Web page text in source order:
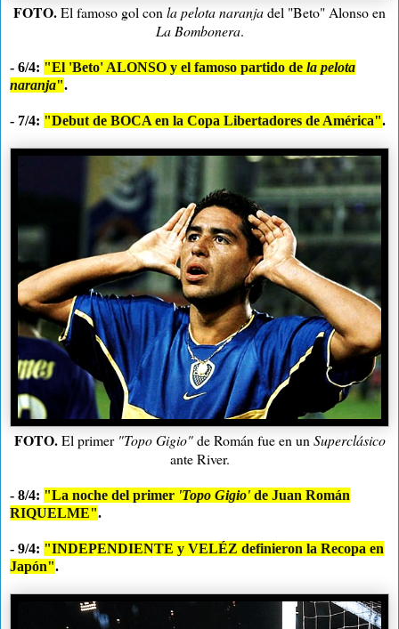
FOTO.El famoso gol con la pelota naranjadel "Beto" Alonso en
La Bombonera.
- 6/4: "El 'Beto' ALONSO y el famoso partido de la pelota
naranja".
- 7/4: "Debut de BOCA en la Copa Libertadores de América".
FOTO.El primer"Topo Gigio"de Román fue en unSuperclásico
ante River.
- 8/4: "La noche del primer 'Topo Gigio' de Juan Román
RIQUELME".
- 9/4: "INDEPENDIENTE y VELÉZ definieron la Recopa en
Japón".